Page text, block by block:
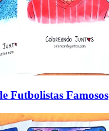
Futbolistas Famosos